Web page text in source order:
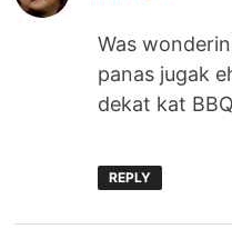
Was
panas jugak
dekat kat
REPLY